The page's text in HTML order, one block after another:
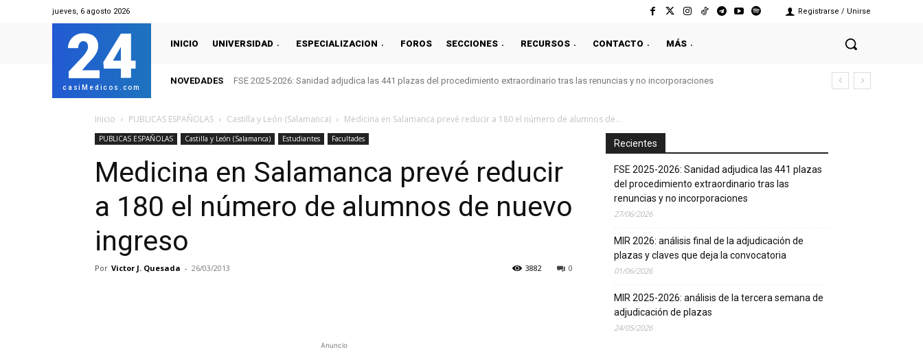
jueves, 6 agosto 2026 Registrarse / Unirse
24
casiMedicos.com
INICIO UNIVERSIDAD ESPECIALIZACION FOROS SECCIONES RECURSOS CONTACTO MÁS
NOVEDADES FSE 2025-2026: Sanidad adjudica las 441 plazas del procedimiento extraordinario tras las renuncias y no incorporaciones
Inicio PUBLICAS ESPAÑOLAS Castilla y León (Salamanca) Medicina en Salamanca prevé reducir a 180 el número de alumnos de...
PUBLICAS ESPAÑOLAS Castilla y León (Salamanca) Estudiantes Facultades
Medicina en Salamanca prevé reducir
a 180 el número de alumnos de nuevo
ingreso
Por Victor J. Quesada - 26/03/2013 0
3882
Anuncio
Recientes
FSE 2025-2026: Sanidad adjudica las 441 plazas
del procedimiento extraordinario tras las
renuncias y no incorporaciones
27/06/2026
MIR 2026: análisis final de la adjudicación de
plazas y claves que deja la convocatoria
01/06/2026
MIR 2025-2026: análisis de la tercera semana de
adjudicación de plazas
24/05/2026